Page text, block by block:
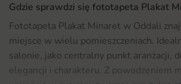
Gdzie sprawdzi się fototapeta Plakat
Fototapeta Plakat Minaret w Oddali
miejsce w wielu pomieszczeniach.
salonie, jako centralny punkt aranżacji,
elegancji i charakteru. Z powodzeniem